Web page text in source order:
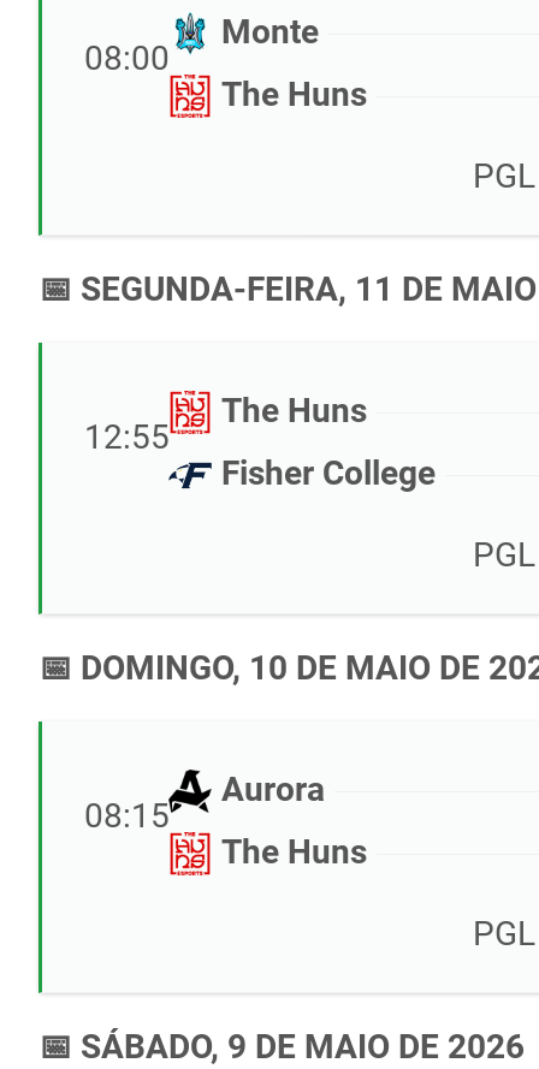
08:00
Monte
The Huns
📅 SEGUNDA-FEIRA, 11 DE
12:55
The Huns
Fisher College
📅 DOMINGO, 10 DE MAIO DE
08:15
Aurora
The Huns
📅 SÁBADO, 9 DE MAIO DE 2026